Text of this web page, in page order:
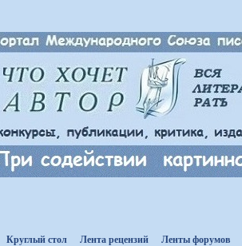
Круглый стол Лента рецензий Ленты форумов